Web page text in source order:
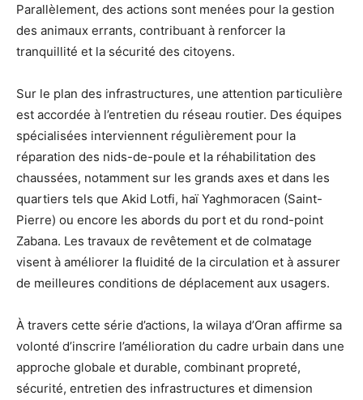
Parallèlement, des actions sont menées pour la gestion
des animaux errants, contribuant à renforcer la
tranquillité et la sécurité des citoyens.
Sur le plan des infrastructures, une attention particulière
est accordée à l’entretien du réseau routier. Des équipes
spécialisées interviennent régulièrement pour la
réparation des nids-de-poule et la réhabilitation des
chaussées, notamment sur les grands axes et dans les
quartiers tels que Akid Lotfi, haï Yaghmoracen (Saint-
Pierre) ou encore les abords du port et du rond-point
Zabana. Les travaux de revêtement et de colmatage
visent à améliorer la fluidité de la circulation et à assurer
de meilleures conditions de déplacement aux usagers.
À travers cette série d’actions, la wilaya d’Oran affirme sa
volonté d’inscrire l’amélioration du cadre urbain dans une
approche globale et durable, combinant propreté,
sécurité, entretien des infrastructures et dimension